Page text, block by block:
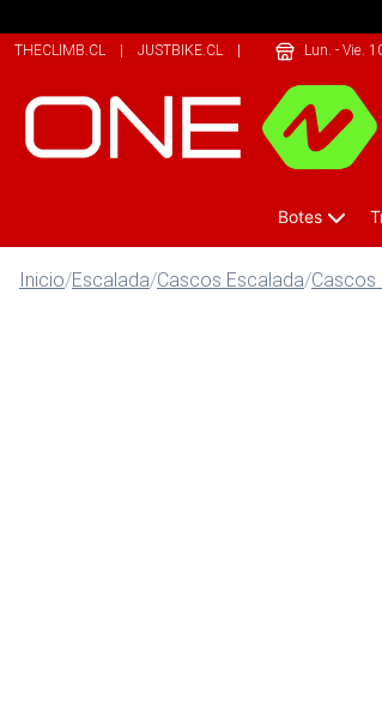
THECLIMB.CL | JUSTBIKE.CL | 209SPORTS.CL
Lun. - Vie.
Botes
Inicio/Escalada/Cascos Escalada/Cascos